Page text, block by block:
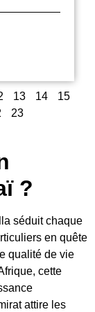
13 14
15
23
?
séduit chaque
en quête
qualité de vie
cette
attire les